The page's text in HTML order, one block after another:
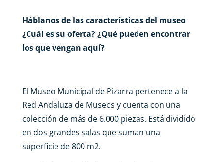
Háblanos de las características del museo
¿Cuál es su oferta? ¿Qué pueden encontrar
los que vengan aquí?
El Museo Municipal de Pizarra pertenece a la
Red Andaluza de Museos y cuenta con una
colección de más de 6.000 piezas. Está dividido
en dos grandes salas que suman una
superficie de 800 m2.